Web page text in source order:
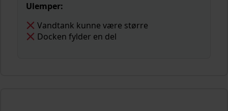
Ulemper:
Vandtank kunne være større
Docken fylder en del